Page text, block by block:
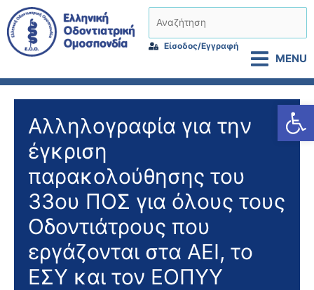
Μετάβαση
στο
περιεχόμενο
Είσοδος/Εγγραφή
MENU
Αλληλογραφία για την
έγκριση
παρακολούθησης του
33ου ΠΟΣ για όλους τους
Οδοντιάτρους που
εργάζονται στα ΑΕΙ, το
ΕΣΥ και τον ΕΟΠΥΥ